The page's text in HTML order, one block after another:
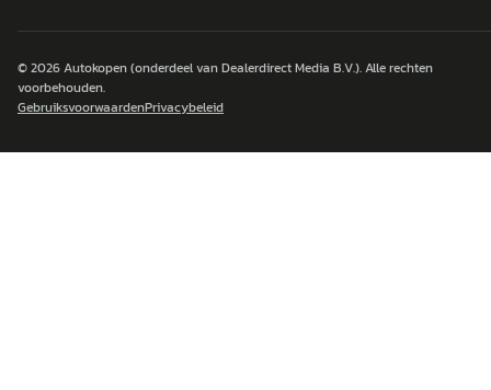
© 2026Autokopen(onderdeel van Dealerdirect Media B.V.). Alle rechten
voorbehouden.
GebruiksvoorwaardenPrivacybeleid